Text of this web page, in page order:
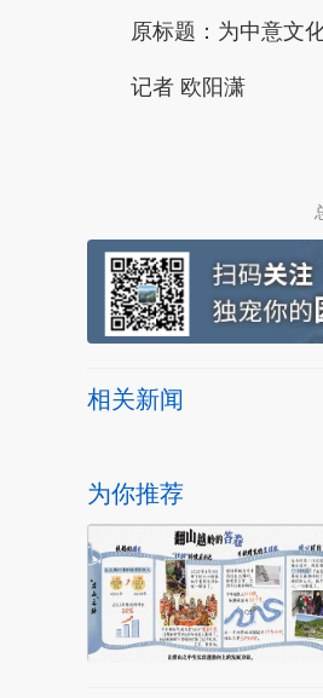
原标题： 为中意文
记者 欧阳潇
相关新闻
为你推荐